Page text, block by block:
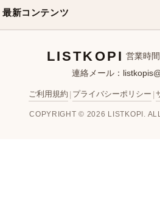
お問い合わせ
ミニバッグ
バケットバッグ
ディオールバッグ
最新コンテンツ
新着アイテム
ブランドカテゴリ
お客様レビュー
LISTKOPI 営業時
連絡メール：
ご利用規約 | プライバシーポリシー |
COPYRIGHT © 2026 LISTKOPI.